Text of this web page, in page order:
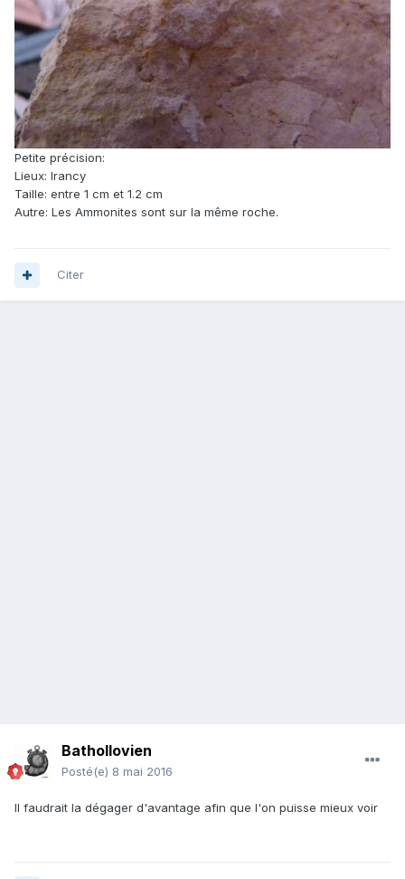
Petite précision:
Lieux: Irancy
Taille: entre 1 cm et 1.2 cm
Autre: Les Ammonites sont sur la même roche.
Citer
Bathollovien
Posté(e) 8 mai 2016
Il faudrait la dégager d'avantage afin que l'on puisse mieux voir